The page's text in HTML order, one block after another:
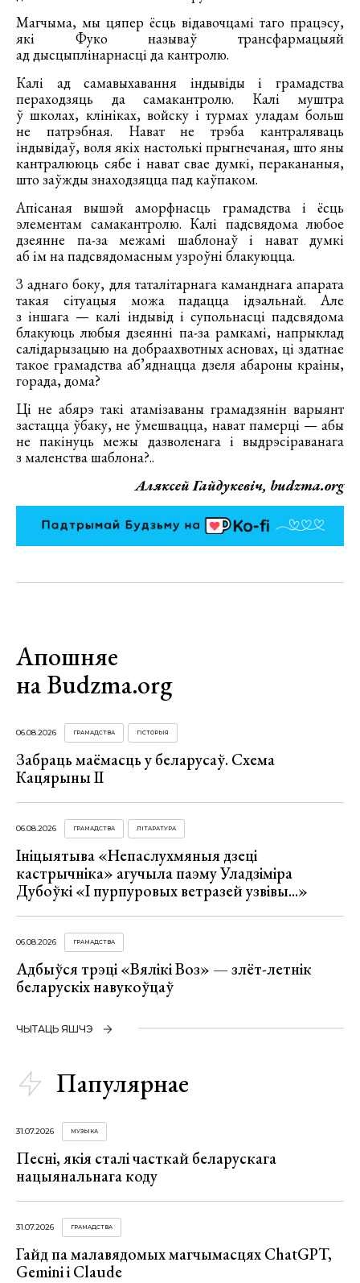
Магчыма, мы цяпер ёсць відавочцамі таго працэсу,
які Фуко называў трансфармацыяй
ад дысцыплінарнасці да кантролю.
Калі ад самавыхавання індывіды і грамадства
пераходзяць да самакантролю. Калі муштра
ў школах, клініках, войску і турмах уладам больш
не патрэбная. Нават не трэба кантраляваць
індывідаў, воля якіх настолькі прыгнечаная, што яны
кантралююць сябе і нават свае думкі, перакананыя,
што заўжды знаходзяцца пад каўпаком.
Апісаная вышэй аморфнасць грамадства і ёсць
элементам самакантролю. Калі падсвядома любое
дзеянне па-за межамі шаблонаў і нават думкі
аб ім на падсвядомасным узроўні блакуюцца.
З аднаго боку, для таталітарнага каманднага апарата
такая сітуацыя можа падацца ідэальнай. Але
з іншага — калі індывід і супольнасці падсвядома
блакуюць любыя дзеянні па-за рамкамі, напрыклад
салідарызацыю на добраахвотных асновах, ці здатнае
такое грамадства аб’яднацца дзеля абароны краіны,
горада, дома?
Ці не абярэ такі атамізаваны грамадзянін варыянт
застацца ўбаку, не ўмешвацца, нават памерці — абы
не пакінуць межы дазволенага і выдрэсіраванага
з маленства шаблона?..
Аляксей Гайдукевіч, budzma.org
Апошняе
на Budzma.org
06.08.2026 ГРАМАДСТВА ГІСТОРЫЯ
Забраць маёмасць у беларусаў. Схема
Кацярыны ІІ
06.08.2026 ГРАМАДСТВА ЛІТАРАТУРА
Ініцыятыва «Непаслухмяныя дзеці
кастрычніка» агучыла паэму Уладзіміра
Дубоўкі «І пурпуровых ветразей узвівы...»
06.08.2026 ГРАМАДСТВА
Адбыўся трэці «Вялікі Воз» — злёт-летнік
беларускіх навукоўцаў
ЧЫТАЦЬ ЯШЧЭ
Папулярнае
31.07.2026 МУЗЫКА
Песні, якія сталі часткай беларускага
нацыянальнага коду
31.07.2026 ГРАМАДСТВА
Гайд па малавядомых магчымасцях ChatGPT,
Gemini і Claude